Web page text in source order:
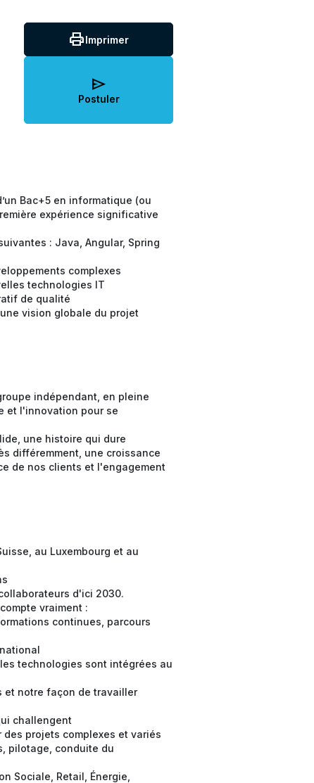
printImprimer
send
Postuler
Bac+5 en informatique (ou
expérience significative
: Java, Angular, Spring
complexes
technologies IT
de qualité
vision globale du projet
indépendant, en pleine
et l'innovation pour se
une histoire qui dure
différemment, une croissance
de nos clients et l'engagement
au Luxembourg et au
d'ici 2030.
vraiment :
continues, parcours
technologies sont intégrées au
et notre façon de travailler
challengent
projets complexes et variés
pilotage, conduite du
Sociale, Retail, Énergie,